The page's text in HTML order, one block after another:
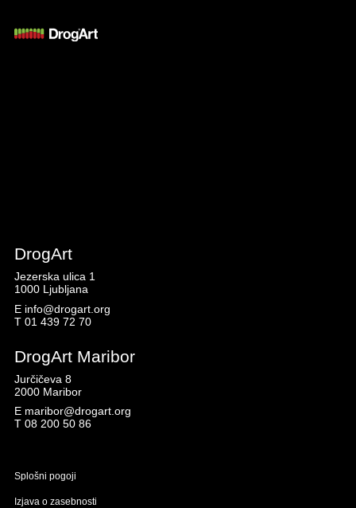
DrogArt
Jezerska ulica 1
1000 Ljubljana
E info@drogart.org
T 01 439 72 70
DrogArt Maribor
Jurčičeva 8
2000 Maribor
E maribor@drogart.org
T 08 200 50 86
Splošni pogoji
Izjava o zasebnosti